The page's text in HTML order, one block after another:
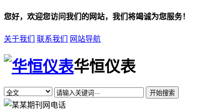
您好，欢迎您访问我们的网站，我们将竭诚为您服务！
关于我们 联系我们 网站导航
华恒仪表
开始搜索